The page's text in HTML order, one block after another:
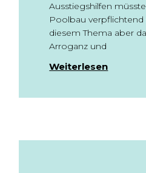
Ausstiegshilfen
Poolbau verpflichtend
diesem Thema aber
Arroganz und
Weiterlesen